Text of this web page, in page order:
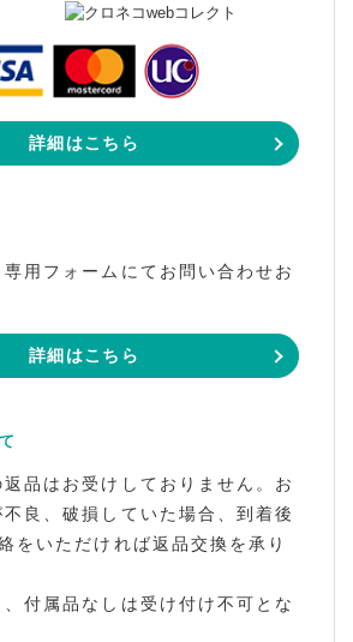
詳細はこちら
用フォームにてお問い合わせお
詳細はこちら
品はお受けしておりません。お
良、破損していた場合、到着後
をいただければ返品交換を承り
付属品なしは受け付け不可とな